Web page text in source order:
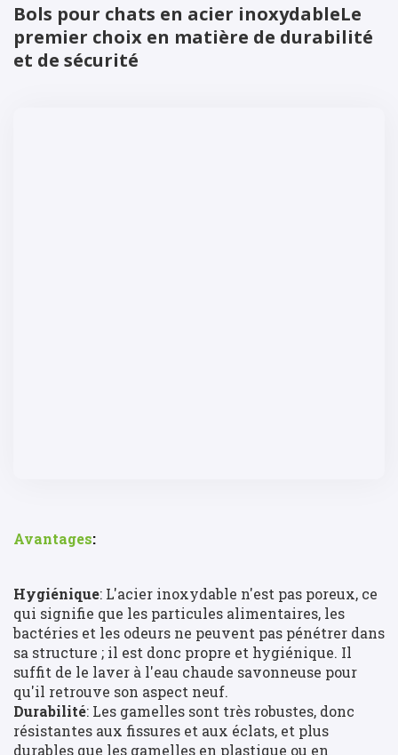
Bols pour chats en acier inoxydableLe
premier choix en matière de durabilité
et de sécurité
Avantages:
Hygiénique: L'acier inoxydable n'est pas poreux, ce
qui signifie que les particules alimentaires, les
bactéries et les odeurs ne peuvent pas pénétrer dans
sa structure ; il est donc propre et hygiénique. Il
suffit de le laver à l'eau chaude savonneuse pour
qu'il retrouve son aspect neuf.
Durabilité: Les gamelles sont très robustes, donc
résistantes aux fissures et aux éclats, et plus
durables que les gamelles en plastique ou en